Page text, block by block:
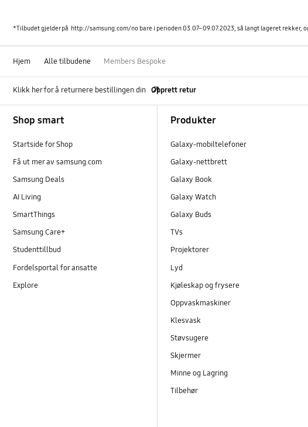
*Tilbudet gjelder på http://samsung.com/no bare i perioden 03.07–09.07.2023, så langt lageret rekker,
Hjem Alle tilbudene Members Bespoke
Klikk her for å returnere bestillingen din Opprett retur
Shop smart
Startside for Shop
Få ut mer av samsung.com
Samsung Deals
AI Living
SmartThings
Samsung Care+
Studenttillbud
Fordelsportal for ansatte
Explore
Produkter
Galaxy-mobiltelefoner
Galaxy-nettbrett
Galaxy Book
Galaxy Watch
Galaxy Buds
TVs
Projektorer
Lyd
Kjøleskap og frysere
Oppvaskmaskiner
Klesvask
Støvsugere
Skjermer
Minne og Lagring
Tilbehør